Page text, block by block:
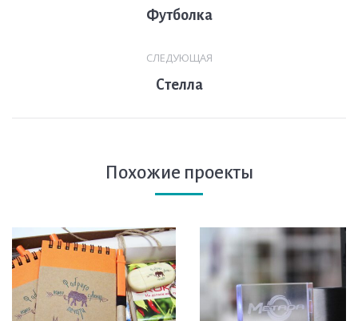
Предыдущая
Футболка
СЛЕДУЮЩАЯ
След.
Стелла
Похожие проекты